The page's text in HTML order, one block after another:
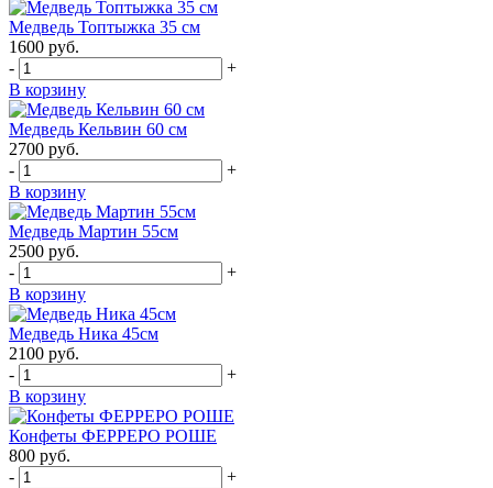
Медведь Топтыжка 35 см
1600 руб.
-
+
В корзину
Медведь Кельвин 60 см
2700 руб.
-
+
В корзину
Медведь Мартин 55см
2500 руб.
-
+
В корзину
Медведь Ника 45см
2100 руб.
-
+
В корзину
Конфеты ФЕРРЕРО РОШЕ
800 руб.
-
+